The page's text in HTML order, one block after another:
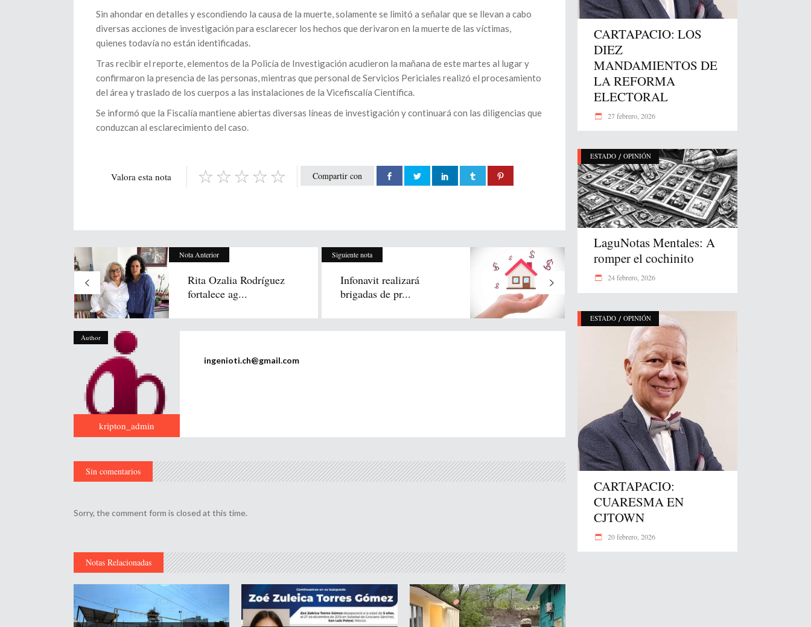
Sin ahondar en detalles y escondiendo la causa de la muerte, solamente se limitó a señalar que se llevan a cabo
diversas acciones de investigación para esclarecer los hechos que derivaron en la muerte de las víctimas,
quienes todavía no están identificadas.
Tras recibir el reporte, elementos de la Policía de Investigación acudieron la mañana de este martes al lugar y
confirmaron la presencia de las personas, mientras que personal de Servicios Periciales realizó el procesamiento
del área y traslado de los cuerpos a las instalaciones de la Vicefiscalía Científica.
Se informó que la Fiscalía mantiene abiertas diversas líneas de investigación y continuará con las diligencias que
conduzcan al esclarecimiento del caso.
Compartir con
Valora esta nota
Nota Anterior
Rita Ozalia Rodríguez
fortalece ag...
Siguiente nota
Infonavit realizará
brigadas de pr...
Author
kripton_admin
ingenioti.ch@gmail.com
Sin comentarios
Sorry, the comment form is closed at this time.
Notas Relacionadas
CARTAPACIO: LOS
DIEZ
MANDAMIENTOS DE
LA REFORMA
ELECTORAL
27 febrero, 2026
ESTADO / OPINIÓN
LaguNotas Mentales: A
romper el cochinito
24 febrero, 2026
ESTADO / OPINIÓN
CARTAPACIO:
CUARESMA EN
CJTOWN
20 febrero, 2026